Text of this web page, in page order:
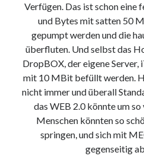
Michaelzuthe wink of nintendo DS lite
zuVGN-P11Z auf SSD
zuVGN-P11Z auf SSD
JanzuVGN-P11Z Downgrade
MarlonzuVGN-P11Z auf SSD
Kategorien
Verfügen. Das ist schon eine
und Bytes mit satten 50
gepumpt werden und die
überfluten. Und selbst das
DropBOX, der eigene
mit 10 MBit befüllt werden.
nicht immer und überall
das WEB 2.0 könnte um
Menschen könnten so
springen, und sich mit
gegenseitig